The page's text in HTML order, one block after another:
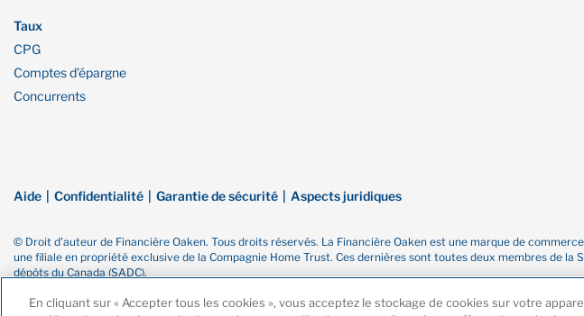
Taux
CPG
Comptes d’épargne
Concurrents
Aide Confidentialité Garantie de sécurité Aspects juridiques
© Droit d’auteur de Financière Oaken. Tous droits réservés. La Financière Oaken est une marque de
une filiale en propriété exclusive de la Compagnie Home Trust. Ces dernières sont toutes deux membres de la
dépôts du Canada (SADC).
En cliquant sur « Accepter tous les cookies », vous acceptez le stockage de cookies sur votre